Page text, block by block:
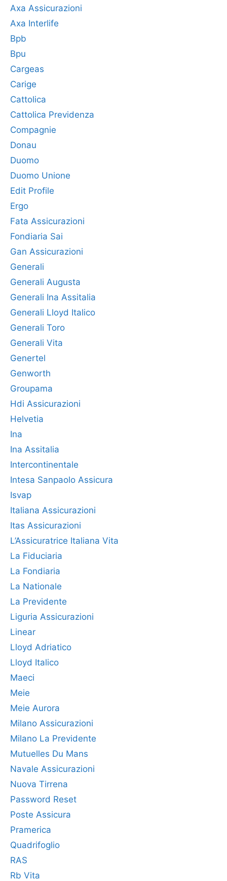
Axa Assicurazioni
Axa Interlife
Bpb
Bpu
Cargeas
Carige
Cattolica
Cattolica Previdenza
Compagnie
Donau
Duomo
Duomo Unione
Edit Profile
Ergo
Fata Assicurazioni
Fondiaria Sai
Gan Assicurazioni
Generali
Generali Augusta
Generali Ina Assitalia
Generali Lloyd Italico
Generali Toro
Generali Vita
Genertel
Genworth
Groupama
Hdi Assicurazioni
Helvetia
Ina
Ina Assitalia
Intercontinentale
Intesa Sanpaolo Assicura
Isvap
Italiana Assicurazioni
Itas Assicurazioni
L’Assicuratrice Italiana Vita
La Fiduciaria
La Fondiaria
La Nationale
La Previdente
Liguria Assicurazioni
Linear
Lloyd Adriatico
Lloyd Italico
Maeci
Meie
Meie Aurora
Milano Assicurazioni
Milano La Previdente
Mutuelles Du Mans
Navale Assicurazioni
Nuova Tirrena
Password Reset
Poste Assicura
Pramerica
Quadrifoglio
RAS
Rb Vita